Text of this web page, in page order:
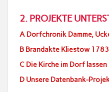
2. PROJEKTE
A Dorfchronik Damme,
B Brandakte Kliestow
C Die Kirche im Dorf lassen
D Unsere Datenbank-